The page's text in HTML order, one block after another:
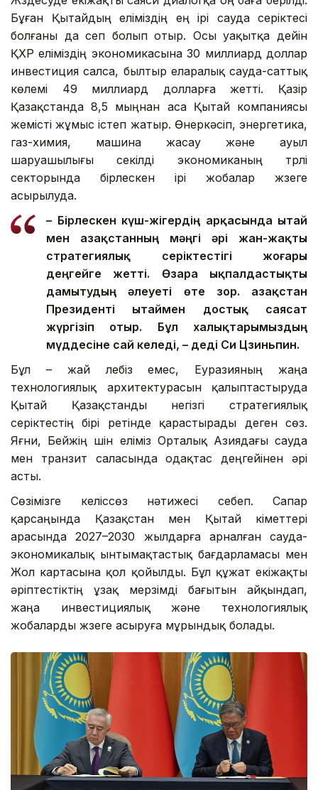
Бұған Қытайдың еліміздің ең ірі сауда серіктесі
болғаны да сеп болып отыр. Осы уақытқа дейін
ҚХР еліміздің экономикасына 30 миллиард доллар
инвестиция салса, былтыр еларалық сауда-саттық
көлемі 49 миллиард долларға жетті. Қазір
Қазақстанда 8,5 мыңнан аса Қытай компаниясы
жемісті жұмыс істеп жатыр. Өнеркәсіп, энергетика,
газ-химия, машина жасау және ауыл
шаруашылығы секілді экономиканың түрлі
секторында бірлескен ірі жобалар жүзеге
асырылуда.
– Бірлескен күш-жігердің арқасында Қытай
мен Қазақстанның мәңгі әрі жан-жақты
стратегиялық серіктестігі жоғары
деңгейге жетті. Өзара ықпалдастықты
дамытудың әлеуеті өте зор. Қазақстан
Президенті Қытаймен достық саясат
жүргізіп отыр. Бұл халықтарымыздың
мүддесіне сай келеді, – деді Си Цзиньпин.
Бұл – жай лебіз емес, Еуразияның жаңа
технологиялық архитектурасын қалыптастыруда
Қытай Қазақстанды негізгі стратегиялық
серіктестің бірі ретінде қарастырады деген сөз.
Яғни, Бейжің үшін еліміз Орталық Азиядағы сауда
мен транзит саласында одақтас деңгейінен әрі
асты.
Сөзімізге келіссөз нәтижесі себеп. Сапар
қарсаңында Қазақстан мен Қытай үкіметтері
арасында 2027–2030 жылдарға арналған сауда-
экономикалық ынтымақтастық бағдарламасы мен
Жол картасына қол қойылды. Бұл құжат екіжақты
әріптестіктің ұзақ мерзімді бағытын айқындап,
жаңа инвестициялық және технологиялық
жобаларды жүзеге асыруға мұрындық болады.